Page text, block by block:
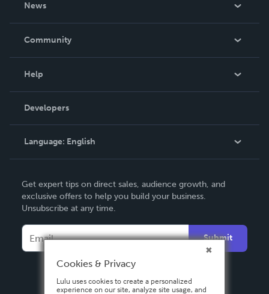
News
In The News
Community
Podcast
Help
Order Lookup
Knowledge Base
Contact Support
Developers
Language: English
Deutsch
Français
Español
Get expert tips on direct sales, audience growth, and
exclusive offers to help you build your business.
Unsubscribe at any time.
Submit
Cookies & Privacy
Lulu uses cookies to create a personalized
experience on our site, analyze site usage, and